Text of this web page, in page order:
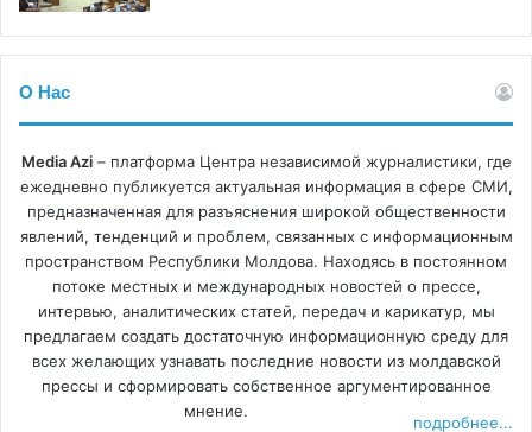
О Нас
Media Azi– платформа Центра независимой журналистики, где
ежедневно публикуется актуальная информация в сфере СМИ,
предназначенная для разъяснения широкой общественности
явлений, тенденций и проблем, связанных с информационным
пространством Республики Молдова. Находясь в постоянном
потоке местных и международных новостей о прессе,
интервью, аналитических статей, передач и карикатур, мы
предлагаем создать достаточную информационную среду для
всех желающих узнавать последние новости из молдавской
прессы и сформировать собственное аргументированное
мнение.
подробнее...